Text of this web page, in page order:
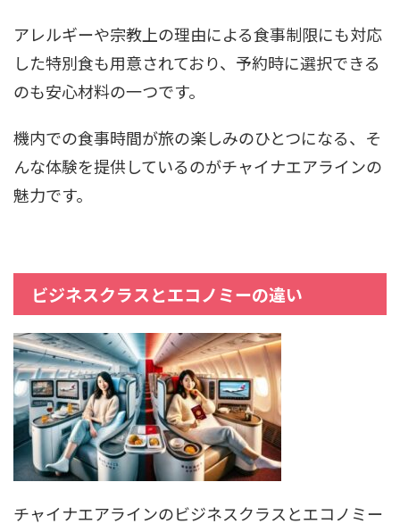
アレルギーや宗教上の理由による食事制限にも対応
した特別食も用意されており、予約時に選択できる
のも安心材料の一つです。
機内での食事時間が旅の楽しみのひとつになる、そ
んな体験を提供しているのがチャイナエアラインの
魅力です。
ビジネスクラスとエコノミーの違い
チャイナエアラインのビジネスクラスとエコノミー